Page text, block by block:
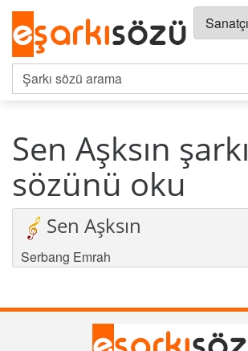
Sen Aşksın şarkı
sözünü oku
Sen Aşksın
Serbang Emrah